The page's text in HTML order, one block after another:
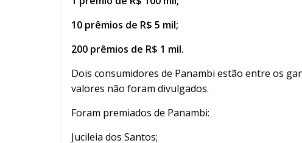
10 prêmios de R$ 5 mil;
200 prêmios de R$ 1 mil.
Dois consumidores de Panambi estão entre os
valores não foram divulgados.
Foram premiados de Panambi:
Jucileia dos Santos;